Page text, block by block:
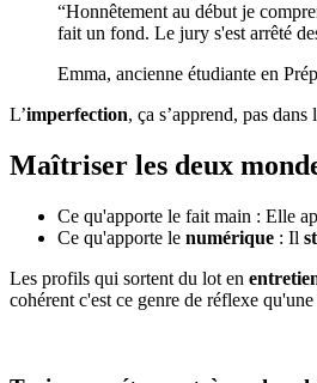
“Honnêtement au début je
fait un fond. Le jury s'est arrêté
Emma, ancienne étudiante en
L’imperfection, ça s’apprend, pas
Maîtriser les deux
Ce qu'apporte le fait main : Elle
Ce qu'apporte le numérique : Il
Les profils qui sortent du lot en
cohérent c'est ce genre de réflexe